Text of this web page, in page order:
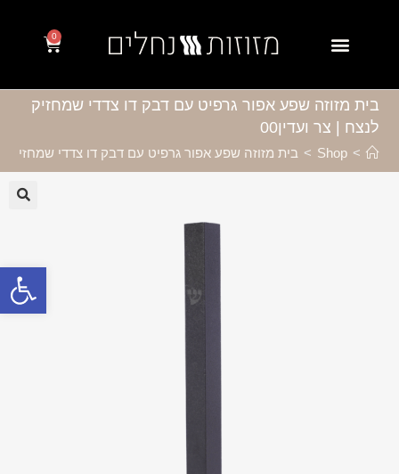
פתח סרגל נגישות
0
בית מזוזה שפע אפור גרפיט עם דבק דו צדדי שמחזיק
לנצח | צר ועדין00
>
Shop
> בית מזוזה שפע אפור גרפיט עם דבק דו צדדי שמחזיק